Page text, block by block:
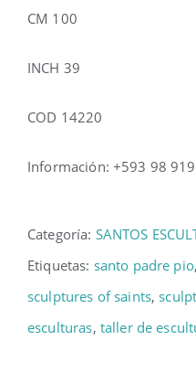
CM 100
INCH 39
COD 14220
Información: +593 98
Categoría: SANTOS
Etiquetas: santo padre pio
sculptures of saints,
esculturas, taller de